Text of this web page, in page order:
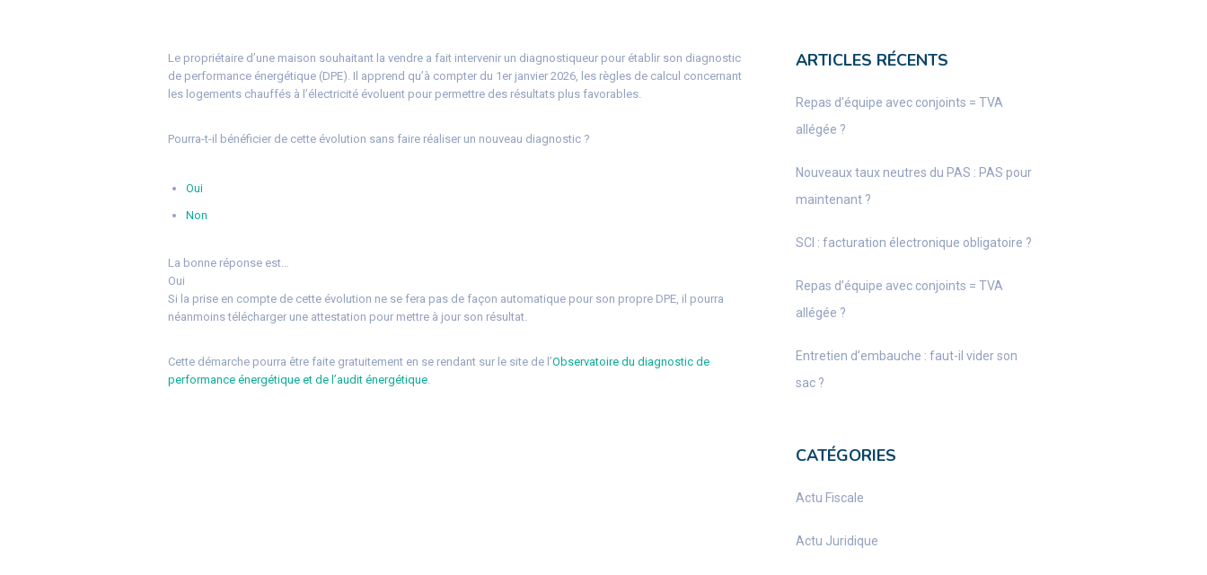
Le propriétaire d’une maison souhaitant la vendre a fait intervenir un diagnostiqueur pour établir son diagnostic
de performance énergétique (DPE). Il apprend qu’à compter du 1er janvier 2026, les règles de calcul concernant
les logements chauffés à l’électricité évoluent pour permettre des résultats plus favorables.
Pourra-t-il bénéficier de cette évolution sans faire réaliser un nouveau diagnostic ?
Oui
Non
La bonne réponse est…
Oui
Si la prise en compte de cette évolution ne se fera pas de façon automatique pour son propre DPE, il pourra
néanmoins télécharger une attestation pour mettre à jour son résultat.
Cette démarche pourra être faite gratuitement en se rendant sur le site de l’Observatoire du diagnostic de
performance énergétique et de l’audit énergétique.
ARTICLES RÉCENTS
Repas d’équipe avec conjoints = TVA
allégée ?
Nouveaux taux neutres du PAS : PAS pour
maintenant ?
SCI : facturation électronique obligatoire ?
Repas d’équipe avec conjoints = TVA
allégée ?
Entretien d’embauche : faut-il vider son
sac ?
CATÉGORIES
Actu Fiscale
Actu Juridique